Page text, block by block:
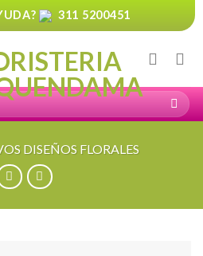
311 5200451
DISEÑOS FLORALES